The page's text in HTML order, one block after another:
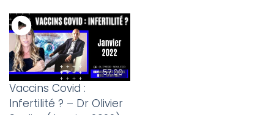
57:00
Vaccins Covid :
Infertilité ? – Dr Olivier